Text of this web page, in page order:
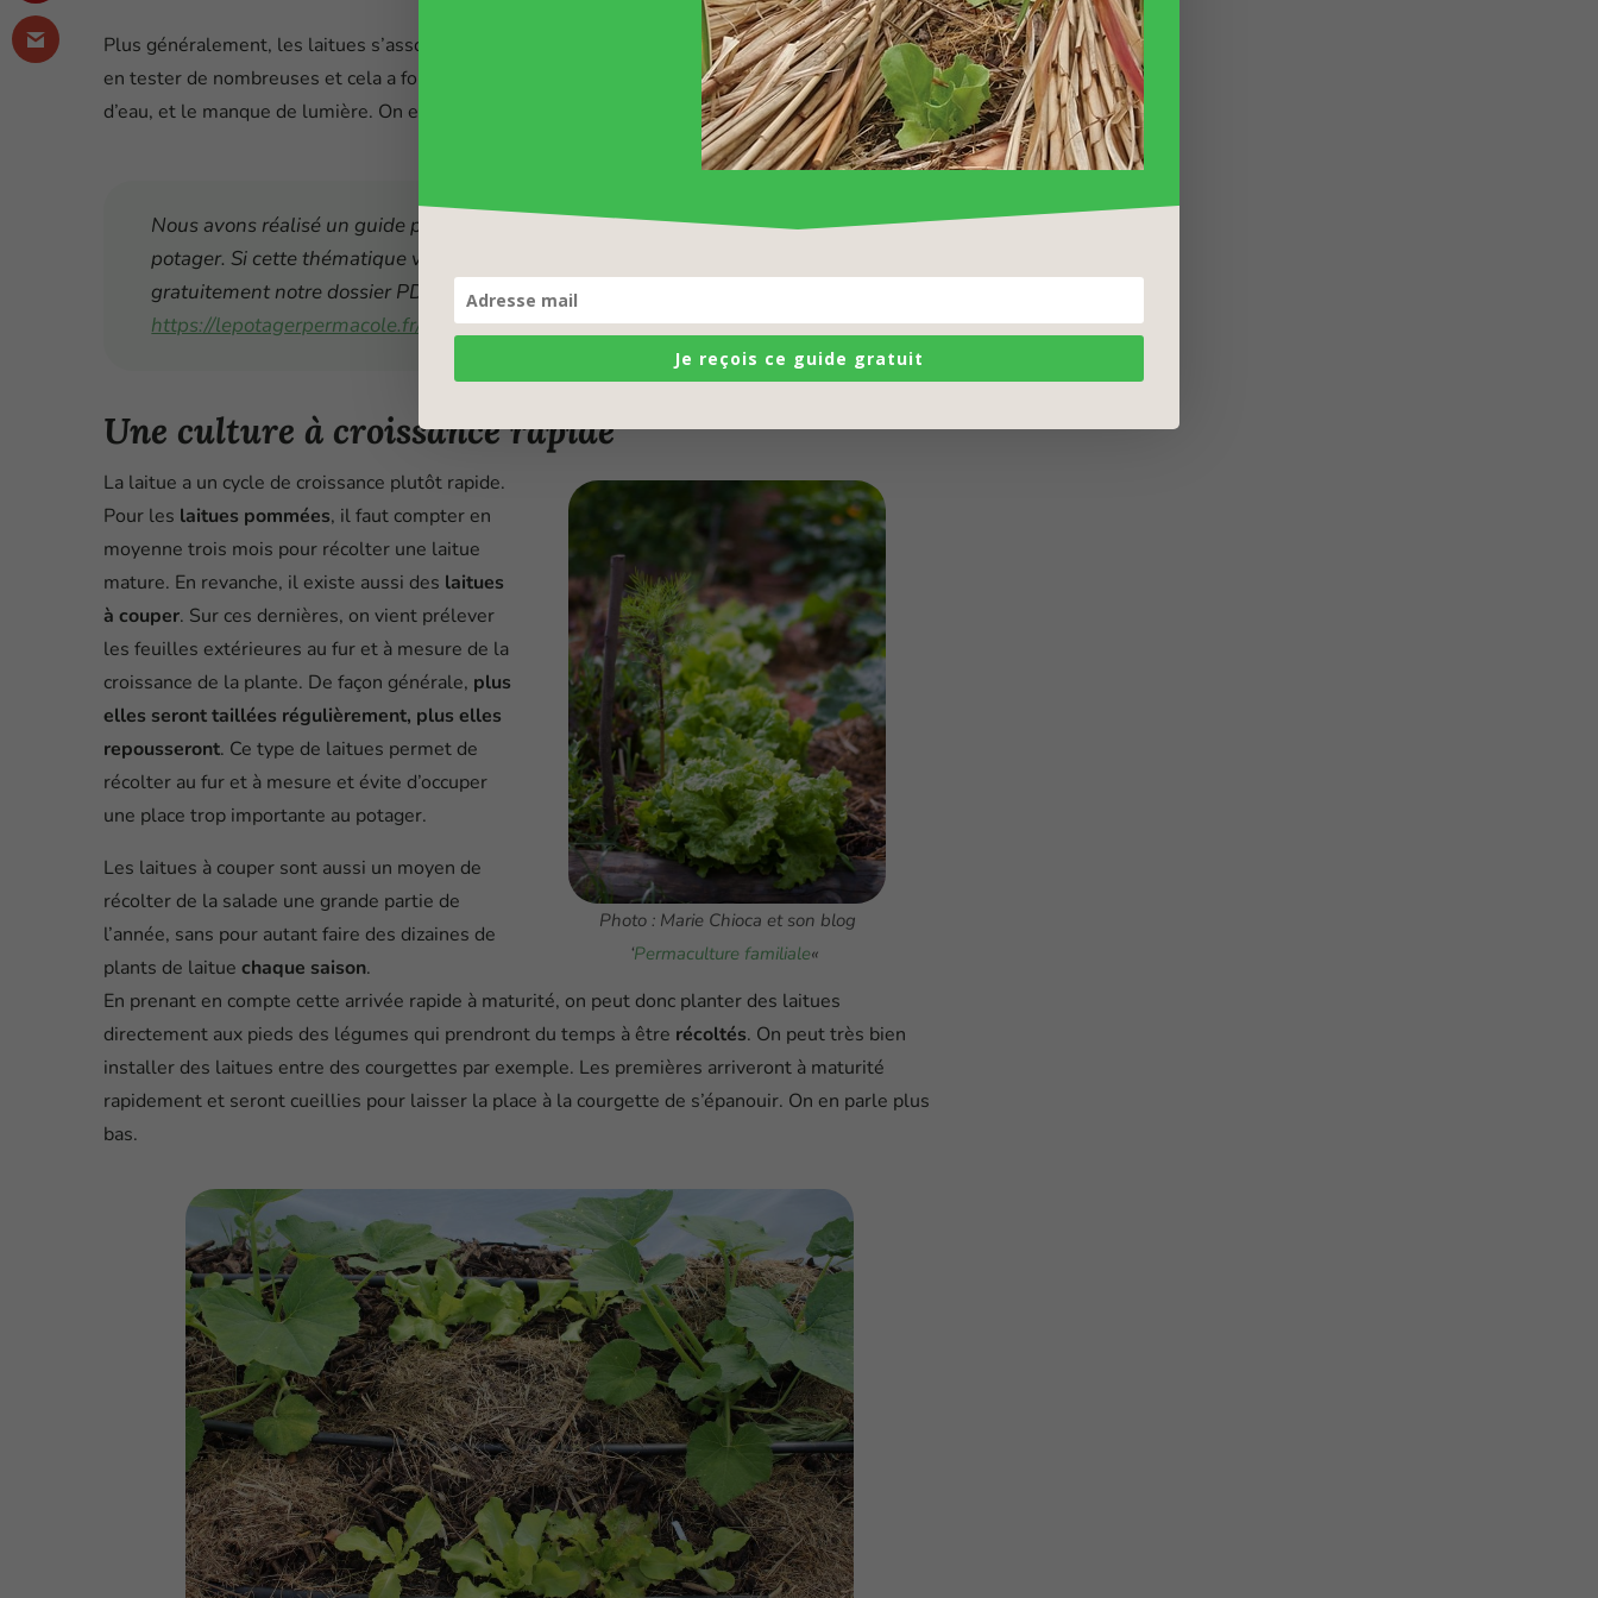
Plus généralement, les laitues s’associent bien avec tous les légumes. Avec les années, on a pu
en tester de nombreuses et cela a fonctionné à chaque. Le seul facteur d’échec : le manque
d’eau, et le manque de lumière. On en parle dans cet article. Bonne lecture !
Nous avons réalisé un guide pour réussir au mieux toutes vos associations au
potager. Si cette thématique vous intéresse, vous pouvez télécharger
gratuitement notre dossier PDF sur les associations de culture.
https://lepotagerpermacole.fr/associations/
Une culture à croissance rapide
La laitue a un cycle de croissance plutôt rapide.
Pour les laitues pommées, il faut compter en
moyenne trois mois pour récolter une laitue
mature. En revanche, il existe aussi des laitues
à couper. Sur ces dernières, on vient prélever
les feuilles extérieures au fur et à mesure de la
croissance de la plante. De façon générale, plus
elles seront taillées régulièrement, plus elles
repousseront. Ce type de laitues permet de
récolter au fur et à mesure et évite d’occuper
une place trop importante au potager.
Les laitues à couper sont aussi un moyen de
récolter de la salade une grande partie de
l’année, sans pour autant faire des dizaines de
plants de laituechaque saison.
Photo : Marie Chioca et son blog
‘Permaculture familiale«
En prenant en compte cette arrivée rapide à maturité, on peut donc planter des laitues
directement aux pieds des légumes qui prendront du temps à être récoltés. On peut très bien
installer des laitues entre des courgettes par exemple. Les premières arriveront à maturité
rapidement et seront cueillies pour laisser la place à la courgette de s’épanouir. On en parle plus
bas.
Je reçois ce guide gratuit